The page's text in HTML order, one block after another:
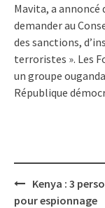
Mavita, a
demander au
des sanctions,
terroristes ». Les
un groupe
République
Post
navigation
Kenya : 3
pour espionnage